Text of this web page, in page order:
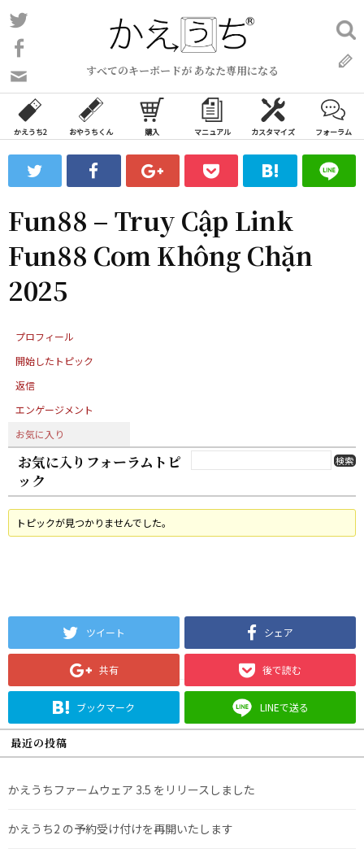
コ
ン
ン
ツ
ス
ッ
プ
すべてのキーボードが あなた専用になる
い
合
わ
フ
ォ
ム
検
索:
かえうち2 おやうちくん 購入 マニュアル カスタマイズ フォーラム
Fun88 – Truy Cập Link
Fun88 Com Không Chặn
2025
プロフィール
開始したトピック
返信
エンゲージメント
お気に入り
お気に入りフォーラムトピ
ック
トピックが見つかりませんでした。
ツイート シェア
共有 後で読む
ブックマーク LINEで送る
最近の投稿
かえうちファームウェア 3.5 をリリースしました
かえうち2 の予約受け付けを再開いたします